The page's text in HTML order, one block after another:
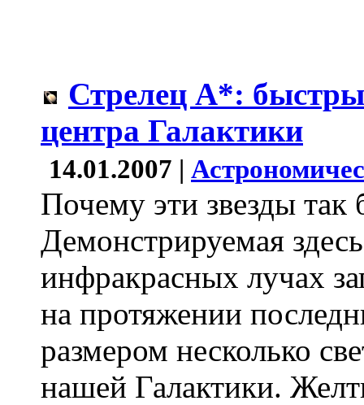
Стрелец A*:
центра Галактики
14.01.2007 |
Почему эти звезды так
Демонстрируемая
инфракрасных лучах
на протяжении
размером несколько
нашей Галактики.